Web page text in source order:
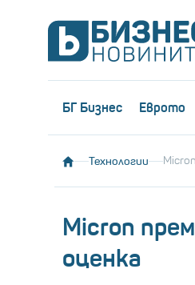
БГ Бизнес Еврото
Технологии
Micron
оценка